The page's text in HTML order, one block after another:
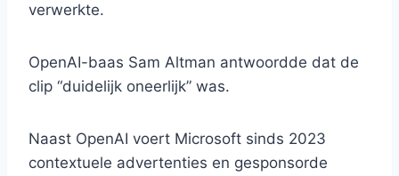
verwerkte.
OpenAI-baas Sam Altman antwoordde dat de
clip “duidelijk oneerlijk” was.
Naast OpenAI voert Microsoft sinds 2023
contextuele advertenties en gesponsorde